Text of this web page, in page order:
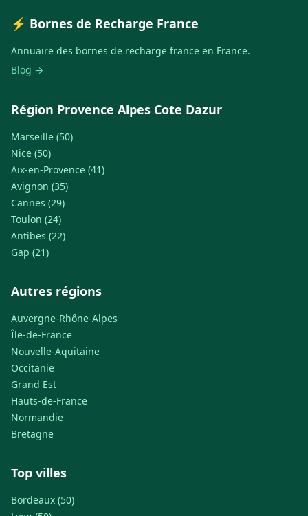
⚡ Bornes de Recharge France
Annuaire des bornes de recharge france en France.
Blog →
Région Provence Alpes Cote Dazur
Marseille (50)
Nice (50)
Aix-en-Provence (41)
Avignon (35)
Cannes (29)
Toulon (24)
Antibes (22)
Gap (21)
Autres régions
Auvergne-Rhône-Alpes
Île-de-France
Nouvelle-Aquitaine
Occitanie
Grand Est
Hauts-de-France
Normandie
Bretagne
Top villes
Bordeaux (50)